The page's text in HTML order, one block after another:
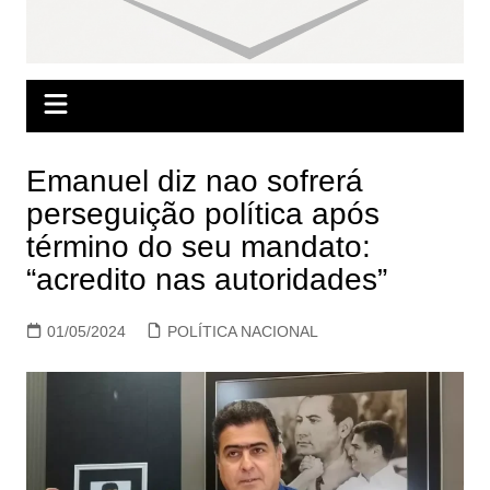
Emanuel diz nao sofrerá
perseguição política após
término do seu mandato:
“acredito nas autoridades”
01/05/2024 POLÍTICA NACIONAL